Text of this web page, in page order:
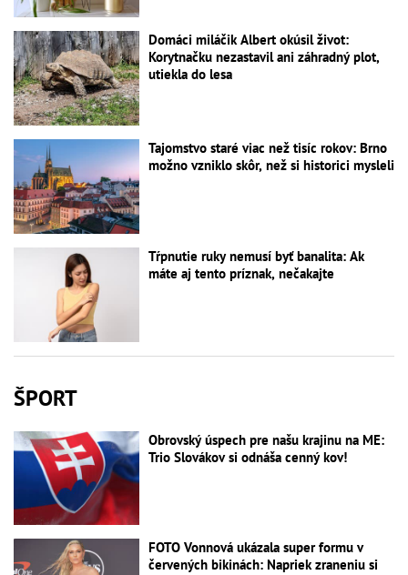
Domáci miláčik Albert okúsil život:
Korytnačku nezastavil ani záhradný plot,
utiekla do lesa
Tajomstvo staré viac než tisíc rokov: Brno
možno vzniklo skôr, než si historici mysleli
Tŕpnutie ruky nemusí byť banalita: Ak
máte aj tento príznak, nečakajte
ŠPORT
Obrovský úspech pre našu krajinu na ME:
Trio Slovákov si odnáša cenný kov!
FOTO Vonnová ukázala super formu v
červených bikinách: Napriek zraneniu si